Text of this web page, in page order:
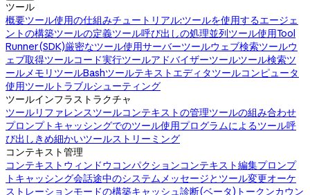
ツール
概要ツール使用の仕組みチュートリアル:ツールを使用するエージェ
ントの構築ツールの定義ツール呼び出しの処理並列ツール使用Tool
Runner(SDK)厳密なツール使用サーバーツールウェブ検索ツールウ
ェブ取得ツールコード実行ツールアドバイザーツールツール検索ツ
ールメモリツールBashツールテキストエディタツールコンピュータ
使用ツール トラブルシューティング
ツールインフラストラクチャ
ツールリファレンスツールコンテキストの管理ツールの組み合わせ
プロンプトキャッシングでのツール使用プログラムによるツール呼
び出し きめ細かいツールストリーミング
コンテキスト管理
コンテキストウィンドウ コンパクションコンテキスト編集プロンプ
トキャッシング会話途中のシステムメッセージとツール変更オーケ
ストレーションモードの構築キャッシュ診断(ベータ) トークンカウン